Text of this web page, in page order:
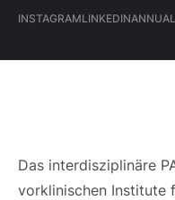
Hauptmenü
INSTAGRAM
INSTAGRAM
LINKEDIN
LINKEDIN
Das interdisziplinäre
vorklinischen Institute